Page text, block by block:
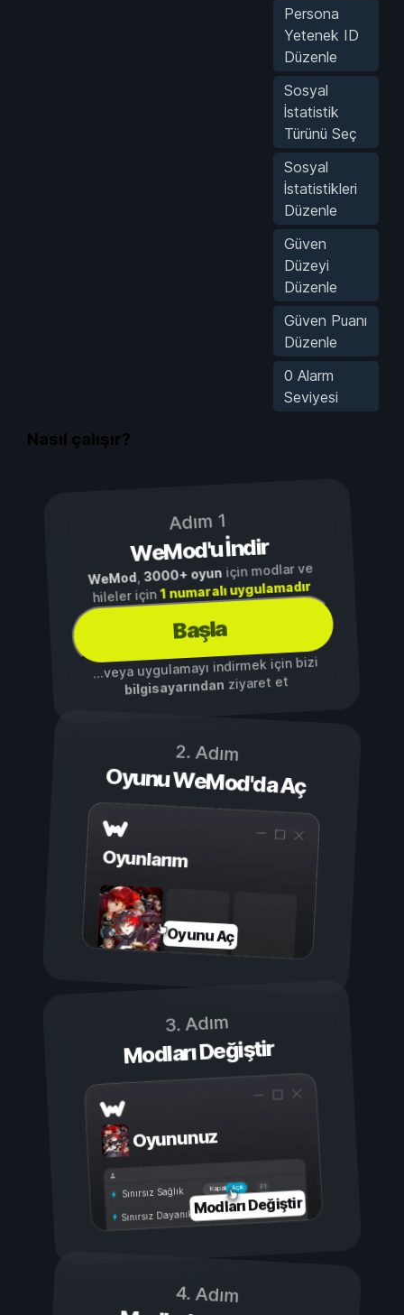
Persona
Yetenek ID
Düzenle
Sosyal
İstatistik
Türünü Seç
Sosyal
İstatistikleri
Düzenle
Güven
Düzeyi
Düzenle
Güven Puanı
Düzenle
0 Alarm
Seviyesi
Nasıl çalışır?
Adım 1
WeMod'u İndir
WeMod,3000+ oyuniçin modlar ve
hileler için1 numaralı uygulamadır
Başla
...veya uygulamayı indirmek için bizi
bilgisayarından ziyaret et
2. Adım
Oyunu WeMod'da Aç
Oyunlarım
Oyunu Aç
3. Adım
Modları Değiştir
Oyununuz
Açık
Kapalı
Sınırsız Sağlık
Sınırsız DayanıklılıkModları Değiştir
4. Adım